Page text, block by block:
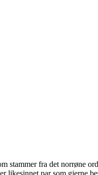
stammer fra det norrøne